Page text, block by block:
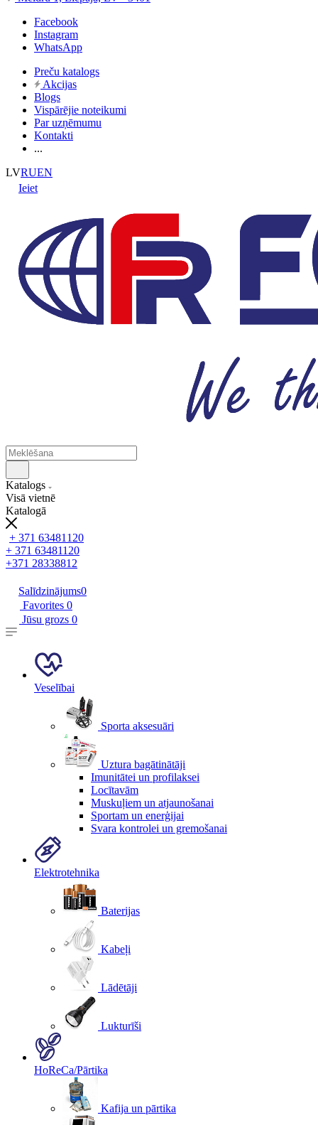
Facebook
Instagram
WhatsApp
Preču katalogs
Akcijas
Blogs
Vispārējie noteikumi
Par uzņēmumu
Kontakti
...
LVRUEN
Ieiet
Katalogs
Visā vietnē
Katalogā
+ 371 63481120
+ 371 63481120
+371 28338812
Salīdzinājums0
Favorites 0
Jūsu grozs 0
Veselībai
Sporta aksesuāri
Uztura bagātinātāji
Imunitātei un profilaksei
Locītavām
Muskuļiem un atjaunošanai
Sportam un enerģijai
Svara kontrolei un gremošanai
Elektrotehnika
Baterijas
Kabeļi
Lādētāji
Lukturīši
HoReCa/Pārtika
Kafija un pārtika